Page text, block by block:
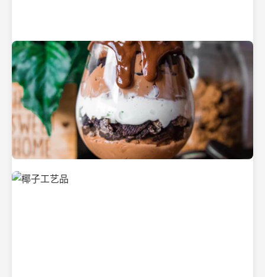
纯净的初榨椰子油
美味的椰子食品